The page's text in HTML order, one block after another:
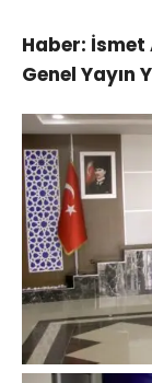
Haber: İsmet
Genel Yayın